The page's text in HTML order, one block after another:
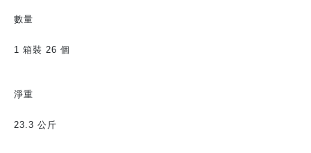
數量
1 箱裝 26 個
淨重
23.3 公斤